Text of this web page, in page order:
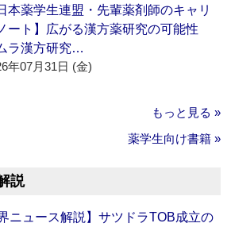
本薬学生連盟・先輩薬剤師のキャリ
ート】広がる漢方薬研究の可能性
ラ漢方研究…
年07月31日 (金)
もっと見る »
薬学生向け書籍 »
説
ニュース解説】サツドラTOB成立の